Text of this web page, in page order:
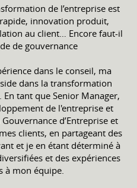
de l’entreprise est
innovation produit,
au client… Encore faut-il
de gouvernance
dans le conseil, ma
dans la transformation
tant que Senior Manager,
de l'entreprise et
d’Entreprise et
clients, en partageant des
et je en étant déterminé à
et des expériences
à mon équipe.